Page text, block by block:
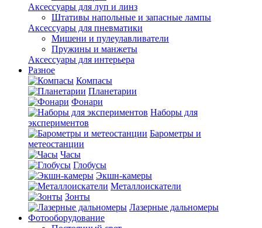
Аксессуары для луп и линз
Штативы напольные и запасные лампы
Аксессуары для пневматики
Мишени и пулеулавливатели
Пружины и манжеты
Аксессуары для интерьера
Разное
Компасы
Планетарии
Фонари
Наборы для
экспериментов
Барометры и
метеостанции
Часы
Глобусы
Экшн-камеры
Металлоискатели
Зонты
Лазерные дальномеры
Фотооборудование